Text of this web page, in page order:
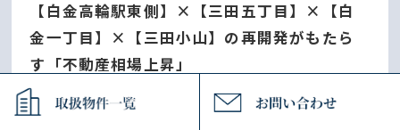
【白金高輪駅東側】×【三田五丁目】×【白
金一丁目】×【三田小山】の再開発がもたら
す「不動産相場上昇」
不動産において、すぐ近くに自物件より遥かに